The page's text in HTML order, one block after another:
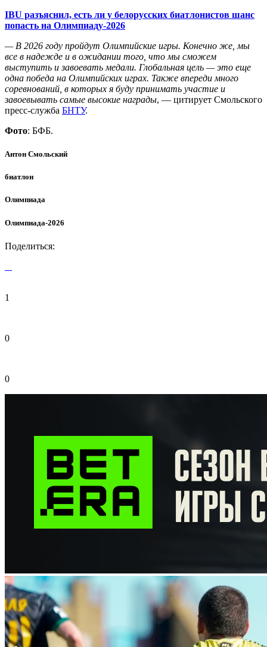
IBU разъяснил, есть ли у белорусских биатлонистов шанс
попасть на Олимпиаду-2026
— В 2026 году пройдут Олимпийские игры. Конечно же, мы
все в надежде и в ожидании того, что мы сможем
выступить и завоевать медали. Глобальная цель — это еще
одна победа на Олимпийских играх. Также впереди много
соревнований, в которых я буду принимать участие и
завоевывать самые высокие награды, — цитирует Смольского
пресс-служба БНТУ.
Фото: БФБ.
Антон Смольский
биатлон
Олимпиада
Олимпиада-2026
Поделиться:
1
0
0